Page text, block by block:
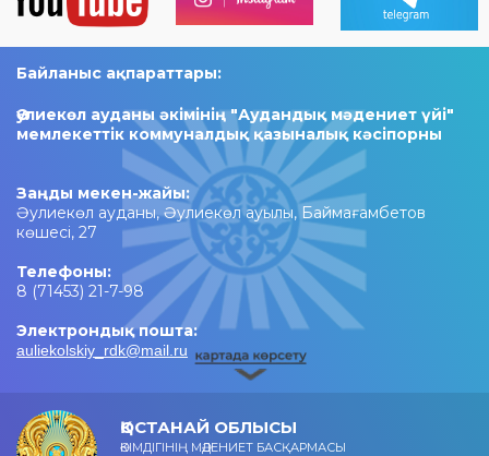
Байланыс ақпараттары:
Әулиекөл ауданы әкімінің "Аудандық мәдениет үйі"
мемлекеттік коммуналдық қазыналық кәсіпорны
Заңды мекен-жайы:
Әулиекөл ауданы, Әулиекөл ауылы, Баймағамбетов
көшесі, 27
Телефоны:
8 (71453) 21-7-98
Электрондық пошта:
auliekolskiy_rdk@mail.ru
ҚОСТАНАЙ ОБЛЫСЫ
ӘКІМДІГІНІҢ МӘДЕНИЕТ БАСҚАРМАСЫ